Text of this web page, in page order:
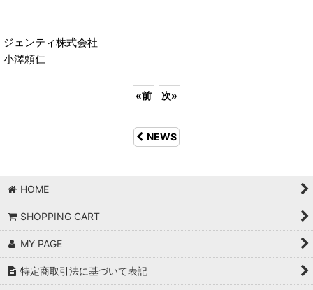
ジェンティ株式会社
小澤頼仁
«前 次»
NEWS
HOME
SHOPPING CART
MY PAGE
特定商取引法に基づいて表記